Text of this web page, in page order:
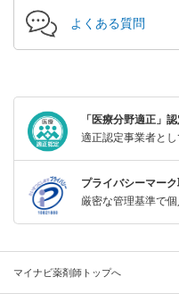
よくある質問
「医療分野適正」
適正認定事業者とし
プライバシーマー
厳密な管理基準で個
マイナビ薬剤師トップへ